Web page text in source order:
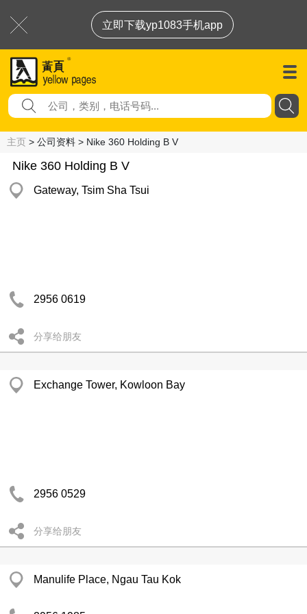
立即下载yp1083手机app
主页 > 公司资料 > Nike 360 Holding B V
Nike 360 Holding B V
Gateway, Tsim Sha Tsui
2956 0619
分享给朋友
Exchange Tower, Kowloon Bay
2956 0529
分享给朋友
Manulife Place, Ngau Tau Kok